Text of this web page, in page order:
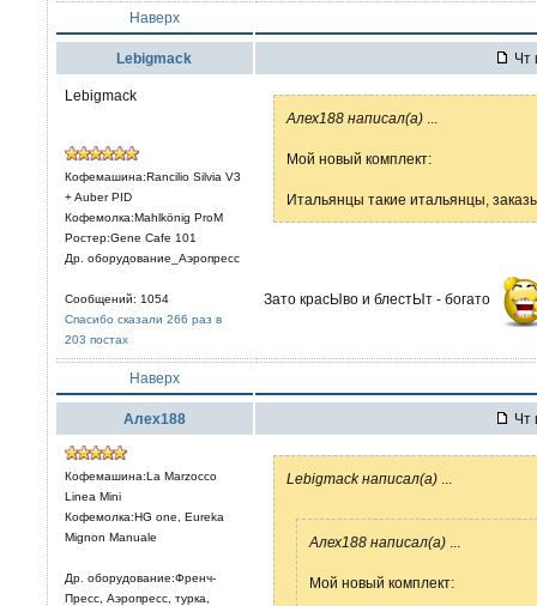
Наверх
Lebigmack Чт
Lebigmack
Кофемашина:Rancilio Silvia V3
+ Auber PID
Кофемолка:Mahlkönig ProM
Ростер:Gene Cafe 101
Др. оборудование_Аэропресс
Сообщений: 1054
Спасибо сказали 266 раз в
203 постах
Алех188 написал(а)
Мой новый комплект:
Итальянцы такие итальянцы,
Зато красЫво и блестЫт - богато
Наверх
Алех188 Чт
Кофемашина:La Marzocco
Linea Mini
Кофемолка:HG one, Eureka
Mignon Manuale
Др. оборудование:Френч-
Пресс, Аэропресс, турка,
Lebigmack написал(а)
Алех188 написал(а)
Мой новый комплект: